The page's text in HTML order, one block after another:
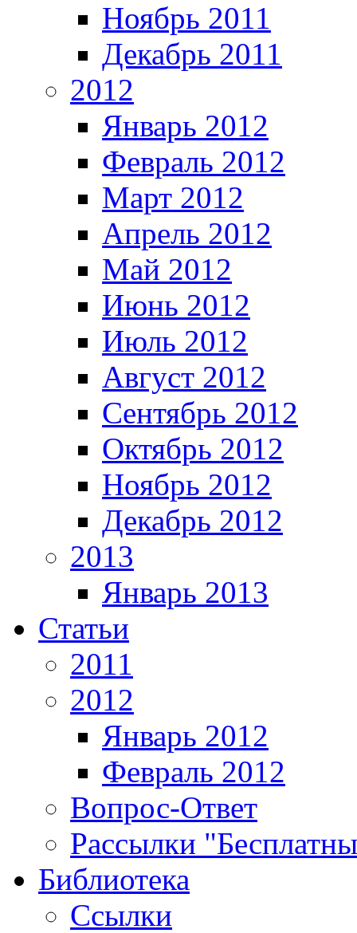
Ноябрь 2011
Декабрь 2011
2012
Январь 2012
Февраль 2012
Март 2012
Апрель 2012
Май 2012
Июнь 2012
Июль 2012
Август 2012
Сентябрь 2012
Октябрь 2012
Ноябрь 2012
Декабрь 2012
2013
Январь 2013
Статьи
2011
2012
Январь 2012
Февраль 2012
Вопрос-Ответ
Рассылки
Библиотека
Ссылки